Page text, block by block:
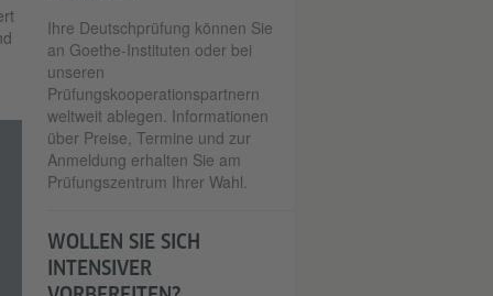
Ihre Deutschprüfung können Sie
an Goethe-Instituten oder bei
unseren
Prüfungskooperationspartnern
weltweit ablegen. Informationen
über Preise, Termine und zur
Anmeldung erhalten Sie am
Prüfungszentrum Ihrer Wahl.
WOLLEN SIE SICH
INTENSIVER